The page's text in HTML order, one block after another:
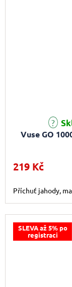
Vuse GO
Průměrné
219 Kč
Příchuť jahody,
SLEVA až 5% po
registraci